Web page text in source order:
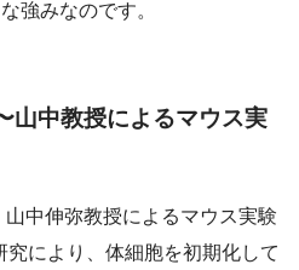
強みなのです。
山中教授によるマウス実
中伸弥教授によるマウス実験
により、体細胞を初期化して